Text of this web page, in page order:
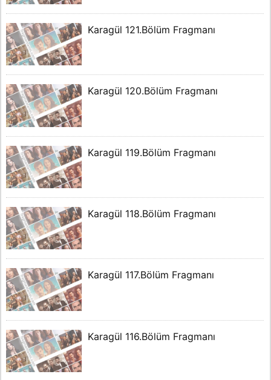
Karagül 121.Bölüm Fragmanı
Karagül 120.Bölüm Fragmanı
Karagül 119.Bölüm Fragmanı
Karagül 118.Bölüm Fragmanı
Karagül 117.Bölüm Fragmanı
Karagül 116.Bölüm Fragmanı